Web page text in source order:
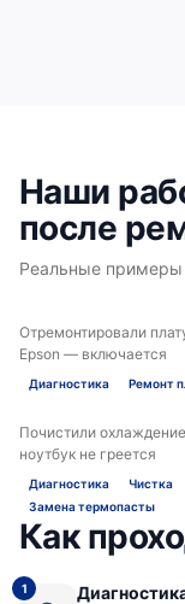
Наши
после
Реальные примеры
ДО
Отремонтировали
Epson — включается
Диагностика Ремонт
ДО
Почистили
ноутбук не греется
Диагностика
Чистка
Замена термопасты
Как
1